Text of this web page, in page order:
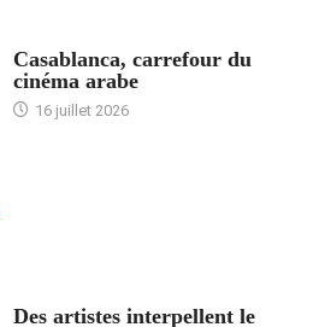
Casablanca, carrefour du
cinéma arabe
16 juillet 2026
Des artistes interpellent le